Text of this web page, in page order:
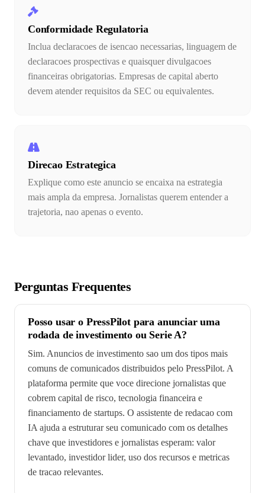
Conformidade Regulatoria
Inclua declaracoes de isencao necessarias, linguagem de
declaracoes prospectivas e quaisquer divulgacoes
financeiras obrigatorias. Empresas de capital aberto
devem atender requisitos da SEC ou equivalentes.
Direcao Estrategica
Explique como este anuncio se encaixa na estrategia
mais ampla da empresa. Jornalistas querem entender a
trajetoria, nao apenas o evento.
Perguntas Frequentes
Posso usar o PressPilot para anunciar uma
rodada de investimento ou Serie A?
Sim. Anuncios de investimento sao um dos tipos mais
comuns de comunicados distribuidos pelo PressPilot. A
plataforma permite que voce direcione jornalistas que
cobrem capital de risco, tecnologia financeira e
financiamento de startups. O assistente de redacao com
IA ajuda a estruturar seu comunicado com os detalhes
chave que investidores e jornalistas esperam: valor
levantado, investidor lider, uso dos recursos e metricas
de tracao relevantes.